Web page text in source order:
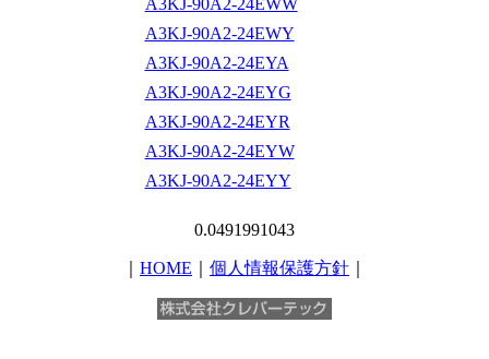
A3KJ-90A2-24EWY
A3KJ-90A2-24EYA
A3KJ-90A2-24EYG
A3KJ-90A2-24EYR
A3KJ-90A2-24EYW
A3KJ-90A2-24EYY
0.0491991043
HOME 個人情報保護方針